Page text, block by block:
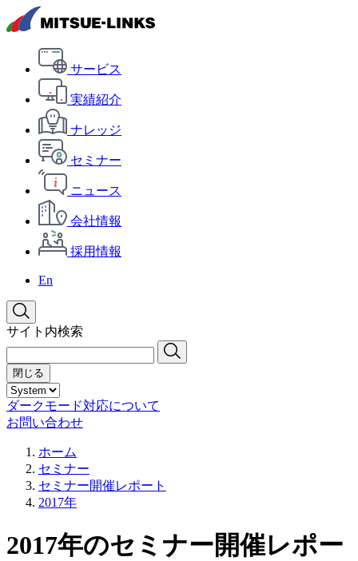
サービス
実績紹介
ナレッジ
セミナー
ニュース
会社情報
採用情報
En
サイト内検索
閉じる
ダークモード対応について
お問い合わせ
ホーム
セミナー
セミナー開催レポート
2017年
2017年のセミナー開催レポー